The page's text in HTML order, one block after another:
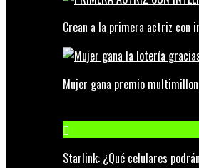
Crean a la primera actriz con
Mujer gana premio
Starlink: ¿Qué celulares